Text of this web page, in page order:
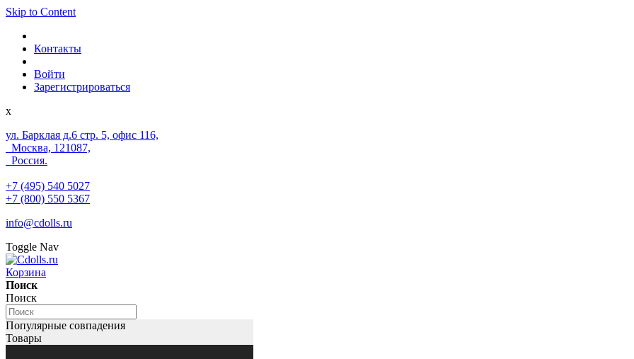
Skip to Content
Контакты
Войти
Зарегистрироваться
x
ул. Барклая д.6 стр. 5, офис 116,
Москва, 121087,
Россия.
+7 (495) 540 5027
+7 (800) 550 5367
info@cdolls.ru
Toggle Nav
Корзина
Поиск
Поиск
Популярные совпадения
Товары